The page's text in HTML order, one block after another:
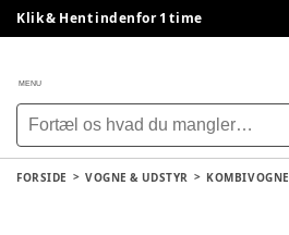
Klik & Hent indenfor 1 time
MENU
FORSIDE VOGNE & UDSTYR KOMBIVOGNE